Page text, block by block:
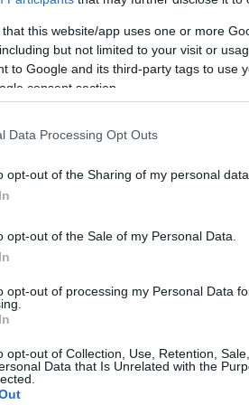
that this website/app uses one or more
but not limited to your visit or
to Google and its third-party tags to use
consent section.
Data Processing Opt Outs
opt-out of the Sharing of my personal data.
opt-out of the Sale of my Personal Data.
opt-out of processing my Personal Data
opt-out of Collection, Use, Retention,
Data that Is Unrelated with the
továbbra is
jelentősen megnő, az
1-1,5 éven belül elvégezhető
online oktatási lehetősége
várható.
áll, amelyek különböző
pénzügyei, könyvviteli
pénzügyi számvitel és a
felmentést lehet kapniaz
képesítésekkel vagy oklevéllel.
képzés1,5 év alatt,